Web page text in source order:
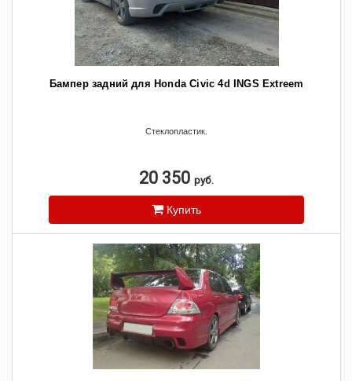
Бампер задний для Honda Civic 4d INGS Extreem
Стеклопластик.
20 350 руб.
Купить